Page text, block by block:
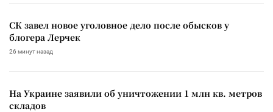
СК завел новое уголовное дело после обысков у
блогера Лерчек
26 минут назад
На Украине заявили об уничтожении 1 млн кв. метров
складов